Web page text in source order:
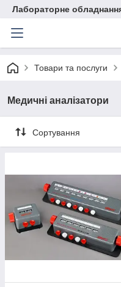
Лабораторне
Товари та послуги
Медичні аналізатори
Сортування